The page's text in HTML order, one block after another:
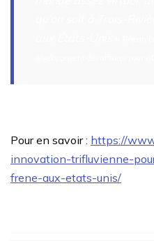
Pour en savoir : https://
innovation-trifluvienne-
frene-aux-etats-unis/